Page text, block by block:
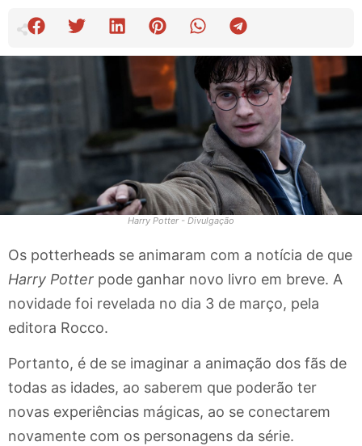
Harry Potter - Divulgação
Os potterheads se animaram com a notícia de que
Harry Potter pode ganhar novo livro em breve. A
novidade foi revelada no dia 3 de março, pela
editora Rocco.
Portanto, é de se imaginar a animação dos fãs de
todas as idades, ao saberem que poderão ter
novas experiências mágicas, ao se conectarem
novamente com os personagens da série.